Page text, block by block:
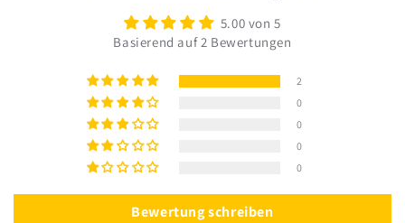
5.00 von 5
Basierend auf 2 Bewertungen
2
0
0
0
0
Bewertung schreiben